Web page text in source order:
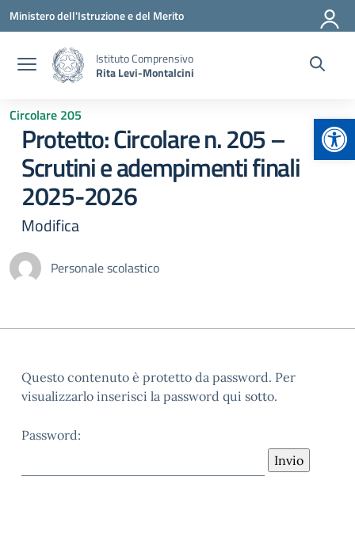
Vai ai contenuti
Vai al menu di navigazione
Vai al footer
Ministero dell'Istruzione e del Merito
Istituto Comprensivo
Rita Levi-Montalcini
Circolare 205
Protetto: Circolare n. 205 –
Scrutini e adempimenti finali
2025-2026
Modifica
Personale scolastico
Questo contenuto è protetto da password. Per
visualizzarlo inserisci la password qui sotto.
Password: